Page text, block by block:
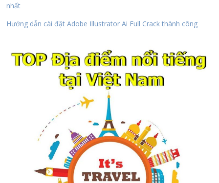
nhất
Hướng dẫn cài đặt Adobe Illustrator Ai Full Crack thành công